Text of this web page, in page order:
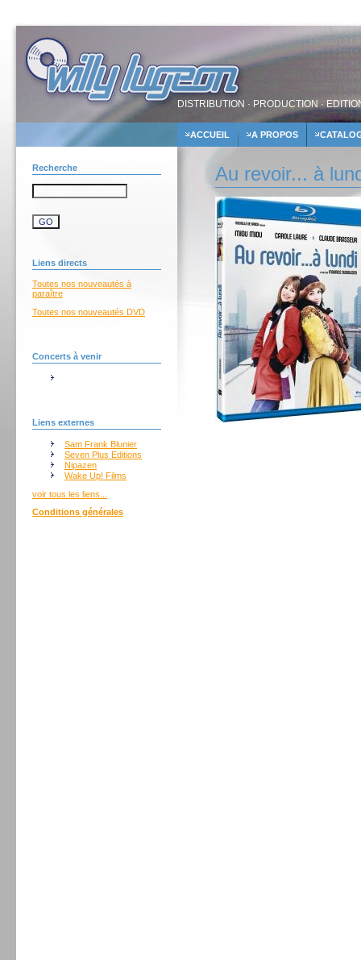
DISTRIBUTION · PRODUCTION ·
ACCUEIL A PROPOS
Recherche
Liens directs
Toutes nos nouveautés à
paraître
Toutes nos nouveautés DVD
Concerts à venir
Liens externes
Sam Frank Blunier
Seven Plus Editions
Nipazen
Wake Up! Films
voir tous les liens...
Conditions générales
Au revoir... à